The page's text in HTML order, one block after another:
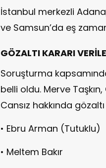
İstanbul merkezli
ve Samsun’da eş
GÖZALTI KARARI
Soruşturma
belli oldu. Merve
Cansız hakkında
• Ebru Arman (Tutuklu)
• Meltem Bakır